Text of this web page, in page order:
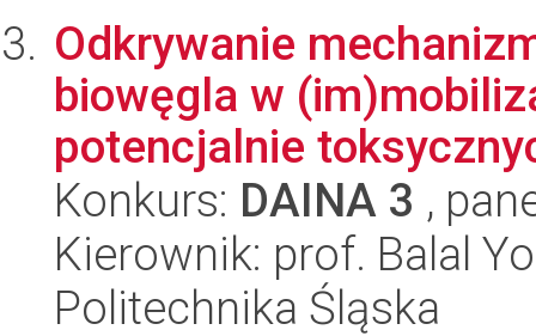
Odkrywanie
biowęgla w
potencjalnie
Konkurs: DAINA 3 ,
Kierownik: prof. Balal
Politechnika Śląska